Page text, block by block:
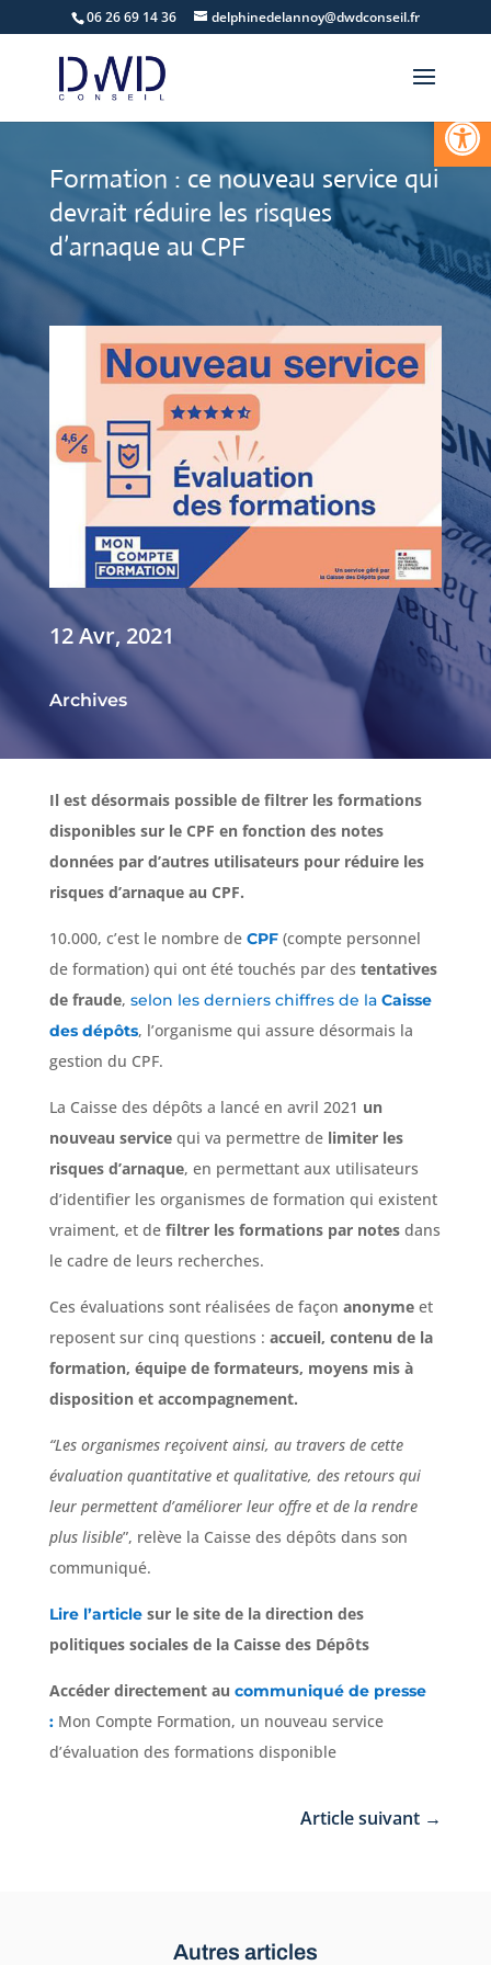
Ouvrir
06 26 69 14 36 delphinedelannoy@dwdconseil.fr
Formation : ce nouveau service qui
devrait réduire les risques
d’arnaque au CPF
12 Avr, 2021
Archives
Il est désormais possible de filtrer les formations
disponibles sur le CPF en fonction des notes
données par d’autres utilisateurs pour réduire les
risques d’arnaque au CPF.
10.000, c’est le nombre de CPF(compte personnel
de formation) qui ont été touchés par des tentatives
de fraude, selon les derniers chiffres de la Caisse
des dépôts, l’organisme qui assure désormais la
gestion du CPF.
La Caisse des dépôts a lancé en avril 2021 un
nouveau servicequi va permettre de limiter les
risques d’arnaque, en permettant aux utilisateurs
d’identifier les organismes de formation qui existent
vraiment, et de filtrer les formations par notesdans
le cadre de leurs recherches.
Ces évaluations sont réalisées de façon anonymeet
reposent sur cinq questions : accueil, contenu de la
formation, équipe de formateurs, moyens mis à
disposition et accompagnement.
“Les organismes reçoivent ainsi, au travers de cette
évaluation quantitative et qualitative, des retours qui
leur permettent d’améliorer leur offre et de la rendre
plus lisible”, relève la Caisse des dépôts dans son
communiqué.
Lire l’article sur le site de la direction des
politiques sociales de la Caisse des Dépôts
Accéder directement au communiqué de presse
: Mon Compte Formation, un nouveau service
d’évaluation des formations disponible
Article suivant →
Autres articles